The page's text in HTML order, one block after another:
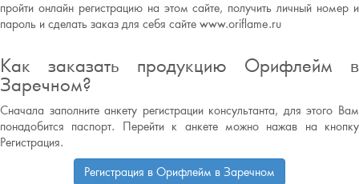
пройти онлайн регистрацию на этом сайте, получить личный номер и
пароль и сделать заказ для себя сайте www.oriflame.ru
Как заказать продукцию Орифлейм в
Заречном?
Сначала заполните анкету регистрации консультанта, для этого Вам
понадобится паспорт. Перейти к анкете можно нажав на кнопку
Регистрация.
Регистрация в Орифлейм в Заречном